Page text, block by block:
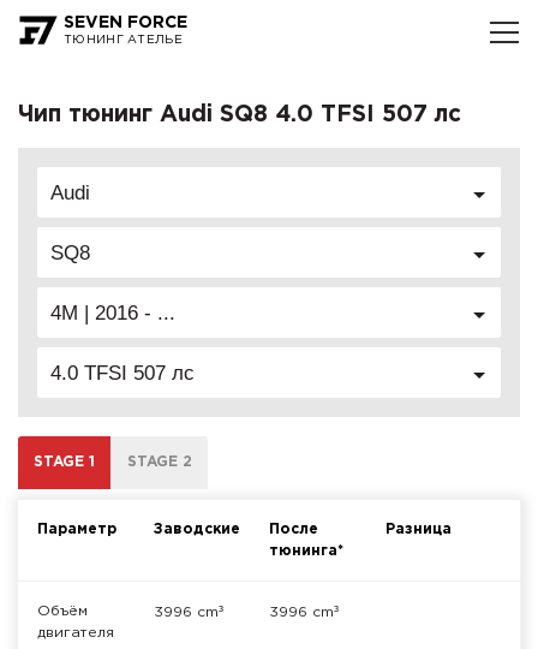
SEVEN FORCE
ТЮНИНГ АТЕЛЬЕ
Чип тюнинг Audi SQ8 4.0 TFSI 507 лс
Audi
SQ8
4M | 2016 - ...
4.0 TFSI 507 лс
STAGE 1 STAGE 2
Параметр Заводские
После
тюнинга*
Разница
Объём
двигателя
3996 cm³ 3996 cm³